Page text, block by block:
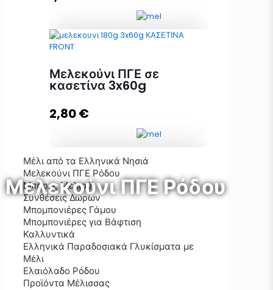
Μελεκούνι ΠΓΕ Ρόδου
ποσότητα
Προσθήκη στο καλάθι
Μελεκούνι ΠΓΕ σε
κασετίνα 3x60g
2,80€
Μελεκούνι ΠΓΕ σε κασετίνα 3x60g
ποσότητα
Μέλι από τα Ελληνικά Νησιά
Μελεκούνι ΠΓΕ Ρόδου
Μπάρες Μελιού
Συνθέσεις Δώρων
Μπομπονιέρες Γάμου
Μπομπονιέρες για Βάφτιση
Καλλυντικά
Ελληνικά Παραδοσιακά Γλυκίσματα με
Μέλι
Ελαιόλαδο Ρόδου
Προϊόντα Μέλισσας